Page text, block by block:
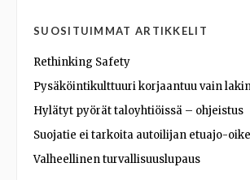
SUOSITUIMMAT ARTIKKELIT
Rethinking Safety
Pysäköintikulttuuri korjaantuu vain
Hylätyt pyörät taloyhtiöissä – ohjeistus
Suojatie ei tarkoita autoilijan etuajo-
Valheellinen turvallisuuslupaus